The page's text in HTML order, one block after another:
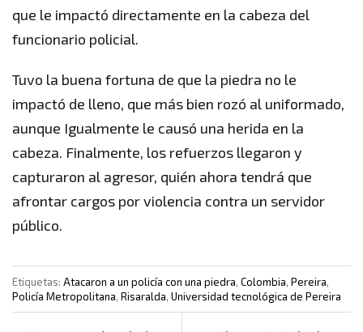
que le impactó directamente en la cabeza del
funcionario policial.
Tuvo la buena fortuna de que la piedra no le
impactó de lleno, que más bien rozó al uniformado,
aunque Igualmente le causó una herida en la
cabeza. Finalmente, los refuerzos llegaron y
capturaron al agresor, quién ahora tendrá que
afrontar cargos por violencia contra un servidor
público.
Etiquetas: Atacaron a un policía con una piedra, Colombia, Pereira,
Policía Metropolitana, Risaralda, Universidad tecnológica de Pereira